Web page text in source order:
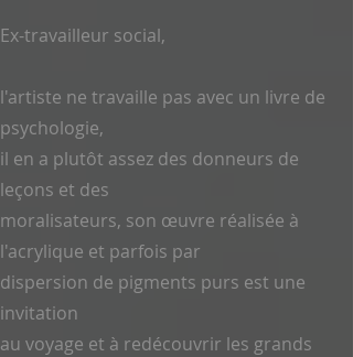
Ex-travailleur social,
l'artiste ne travaille pas avec un livre de
psychologie,
il en a plutôt assez des donneurs de
leçons et des
moralisateurs, son œuvre réalisée à
l'acrylique et parfois par
dispersion de pigments purs est une
invitation
au voyage et à redécouvrir les grands